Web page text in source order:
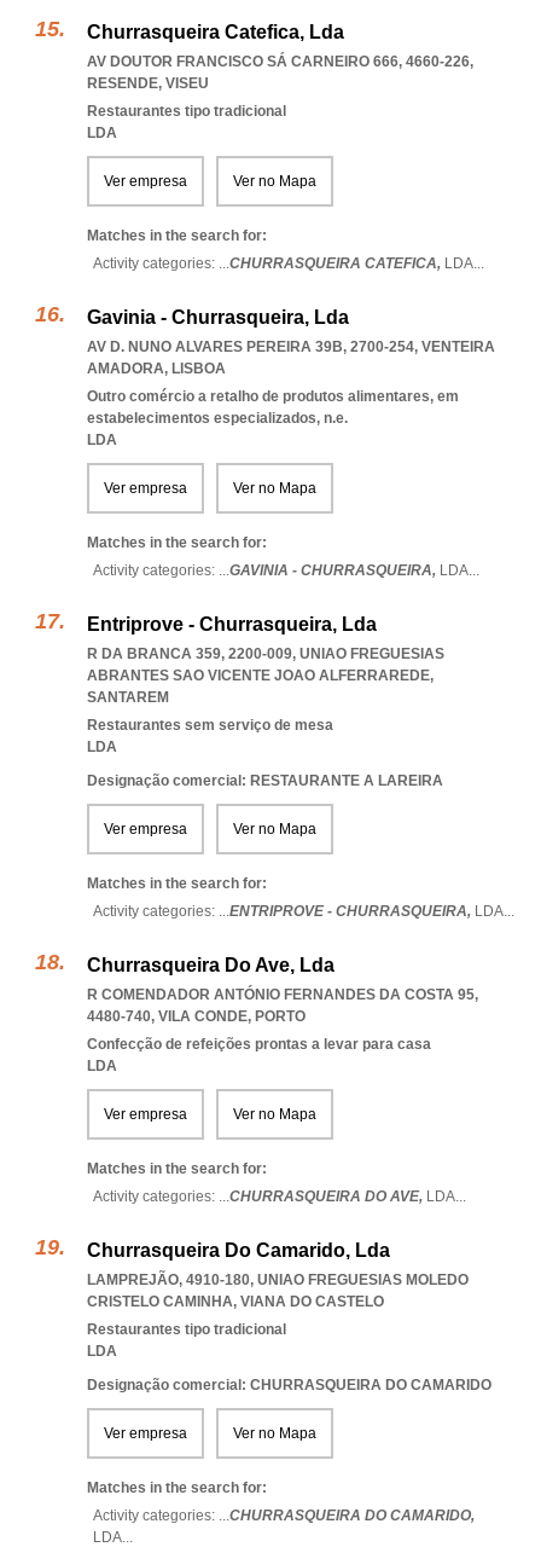
Churrasqueira Catefica, Lda
AV DOUTOR FRANCISCO SÁ CARNEIRO 666, 4660-226,
RESENDE, VISEU
Restaurantes tipo tradicional
LDA
Ver empresa Ver no Mapa
Matches in the search for:
Activity categories: ...CHURRASQUEIRA CATEFICA, LDA...
Gavinia - Churrasqueira, Lda
AV D. NUNO ALVARES PEREIRA 39B, 2700-254, VENTEIRA
AMADORA, LISBOA
Outro comércio a retalho de produtos alimentares, em
estabelecimentos especializados, n.e.
LDA
Ver empresa Ver no Mapa
Matches in the search for:
Activity categories: ...GAVINIA - CHURRASQUEIRA, LDA...
Entriprove - Churrasqueira, Lda
R DA BRANCA 359, 2200-009, UNIAO FREGUESIAS
ABRANTES SAO VICENTE JOAO ALFERRAREDE,
SANTAREM
Restaurantes sem serviço de mesa
LDA
Designação comercial: RESTAURANTE A LAREIRA
Ver empresa Ver no Mapa
Matches in the search for:
Activity categories: ...ENTRIPROVE - CHURRASQUEIRA, LDA...
Churrasqueira Do Ave, Lda
R COMENDADOR ANTÓNIO FERNANDES DA COSTA 95,
4480-740, VILA CONDE, PORTO
Confecção de refeições prontas a levar para casa
LDA
Ver empresa Ver no Mapa
Matches in the search for:
Activity categories: ...CHURRASQUEIRA DO AVE, LDA...
Churrasqueira Do Camarido, Lda
LAMPREJÃO, 4910-180, UNIAO FREGUESIAS MOLEDO
CRISTELO CAMINHA, VIANA DO CASTELO
Restaurantes tipo tradicional
LDA
Designação comercial: CHURRASQUEIRA DO CAMARIDO
Ver empresa Ver no Mapa
Matches in the search for:
Activity categories: ...CHURRASQUEIRA DO CAMARIDO,
LDA...